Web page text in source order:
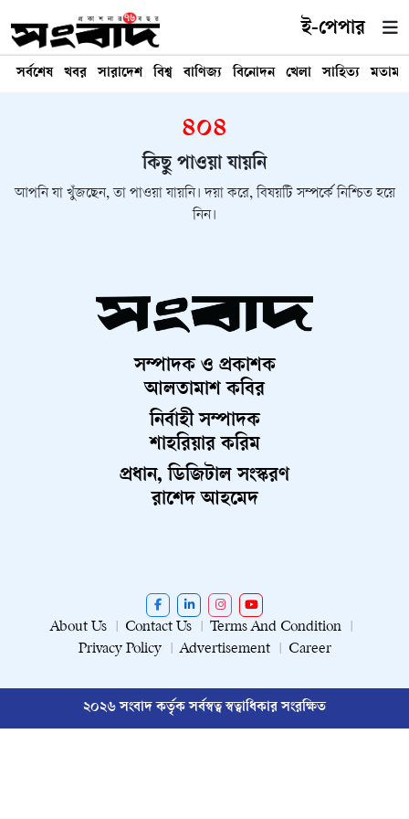
ই-পেপার
সর্বশেষ খবর সারাদেশ বিশ্ব বাণিজ্য বিনোদন খেলা সাহিত্য মতামত
৪০৪
কিছু পাওয়া যায়নি
আপনি যা খুঁজছেন, তা পাওয়া যায়নি। দয়া করে, বিষয়টি সম্পর্কে নিশ্চিত হয়ে
নিন।
সম্পাদক ও প্রকাশক
আলতামাশ কবির
নির্বাহী সম্পাদক
শাহরিয়ার করিম
প্রধান, ডিজিটাল সংস্করণ
রাশেদ আহমেদ
About Us Contact Us
Terms And Condition
Privacy Policy
Advertisement Career
২০২৬ সংবাদ কর্তৃক সর্বস্বত্ব স্বত্বাধিকার সংরক্ষিত